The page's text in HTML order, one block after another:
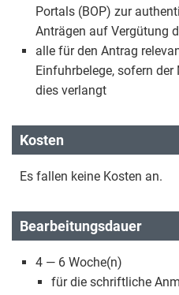
Portals (BOP) zur
Anträgen auf Vergütung
alle für den Antrag
Einfuhrbelege, sofern
dies verlangt
Kosten
Es fallen keine Kosten an.
Bearbeitungsdauer
4 — 6 Woche(n)
für die schriftliche